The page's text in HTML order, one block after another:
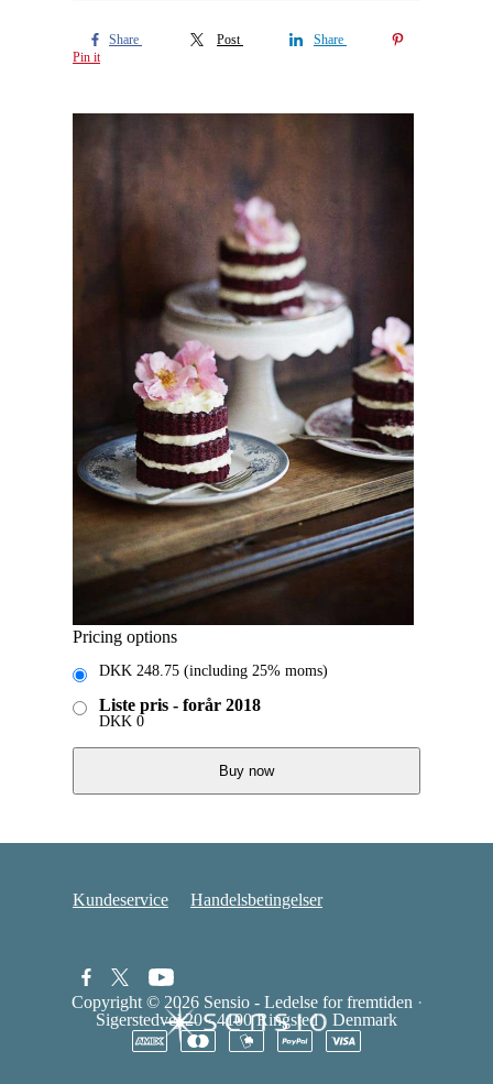
Share Post
Share
Pin it
Pricing options
DKK 248.75 (including 25% moms)
Liste pris - forår 2018
DKK 0
Buy now
Kundeservice Handelsbetingelser
Copyright © 2026 Sensio - Ledelse for fremtiden ·
Sigerstedvej 20·4100 Ringsted· Denmark